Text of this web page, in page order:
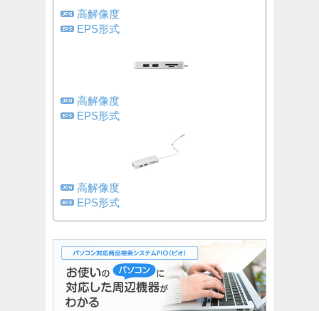
高解像度
EPS形式
高解像度
EPS形式
高解像度
EPS形式